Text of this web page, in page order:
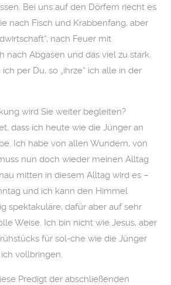
Bei uns auf den Dörfern riecht es
nach Fisch und Krabbenfang, aber
nach Feuer mit
nach Abgasen und das viel zu stark.
per Du, so „ihrze“ ich alle in der
wird Sie weiter begleiten?
dass ich heute wie die Jünger an
Ich habe von allen Wundern, von
nun doch wieder meinen Alltag
mitten in diesem Alltag wird es –
und ich kann den Himmel
spektakuläre, dafür aber auf sehr
Weise. Ich bin nicht wie Jesus, aber
für sol-che wie die Jünger
vollbringen.
Predigt der abschließenden